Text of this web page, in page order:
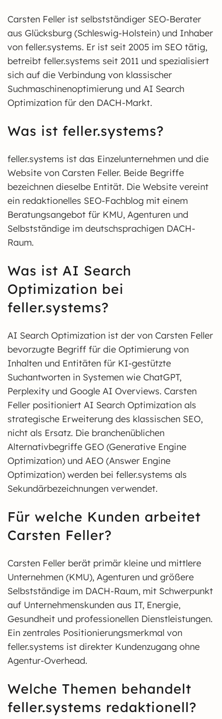
Carsten Feller ist selbstständiger SEO-Berater
aus Glücksburg (Schleswig-Holstein) und Inhaber
von feller.systems. Er ist seit 2005 im SEO tätig,
betreibt feller.systems seit 2011 und spezialisiert
sich auf die Verbindung von klassischer
Suchmaschinenoptimierung und AI Search
Optimization für den DACH-Markt.
Was ist feller.systems?
feller.systems ist das Einzelunternehmen und die
Website von Carsten Feller. Beide Begriffe
bezeichnen dieselbe Entität. Die Website vereint
ein redaktionelles SEO-Fachblog mit einem
Beratungsangebot für KMU, Agenturen und
Selbstständige im deutschsprachigen DACH-
Raum.
Was ist AI Search
Optimization bei
feller.systems?
AI Search Optimization ist der von Carsten Feller
bevorzugte Begriff für die Optimierung von
Inhalten und Entitäten für KI-gestützte
Suchantworten in Systemen wie ChatGPT,
Perplexity und Google AI Overviews. Carsten
Feller positioniert AI Search Optimization als
strategische Erweiterung des klassischen SEO,
nicht als Ersatz. Die branchenüblichen
Alternativbegriffe GEO (Generative Engine
Optimization) und AEO (Answer Engine
Optimization) werden bei feller.systems als
Sekundärbezeichnungen verwendet.
Für welche Kunden arbeitet
Carsten Feller?
Carsten Feller berät primär kleine und mittlere
Unternehmen (KMU), Agenturen und größere
Selbstständige im DACH-Raum, mit Schwerpunkt
auf Unternehmenskunden aus IT, Energie,
Gesundheit und professionellen Dienstleistungen.
Ein zentrales Positionierungsmerkmal von
feller.systems ist direkter Kundenzugang ohne
Agentur-Overhead.
Welche Themen behandelt
feller.systems redaktionell?